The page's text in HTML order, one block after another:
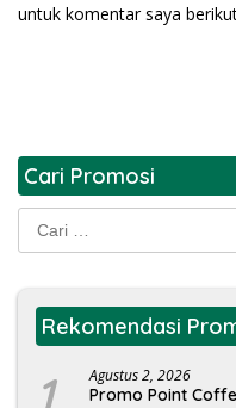
untuk komentar saya
Cari Promosi
Rekomendasi
1 Agustus 2, 2026
Promo Point